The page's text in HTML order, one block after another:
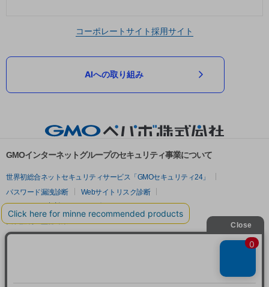
コーポレートサイト採用サイト
AIへの取り組み
GMOインターネットグループのセキュリティ事業について
世界初総合ネットセキュリティサービス「GMOセキュリティ24」
パスワード漏洩診断
Webサイトリスク診断
セキュリティ相談AIチャットボット
実在証明・盗聴対策
サイバー攻撃対策（GMOサイバーセキュリティ byイエラエ）